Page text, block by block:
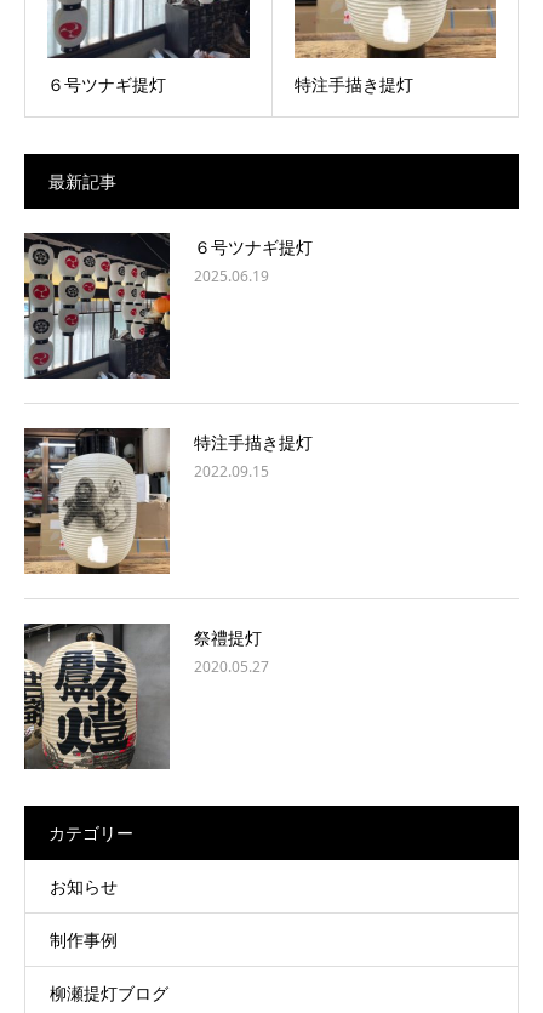
６号ツナギ提灯 特注手描き提灯
最新記事
６号ツナギ提灯
2025.06.19
特注手描き提灯
2022.09.15
祭禮提灯
2020.05.27
カテゴリー
お知らせ
制作事例
柳瀬提灯ブログ